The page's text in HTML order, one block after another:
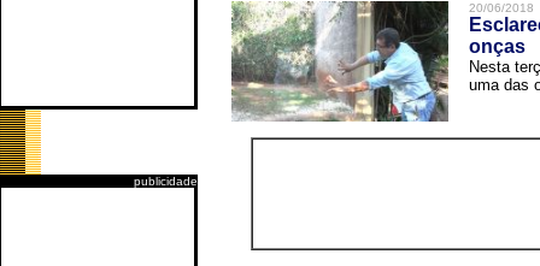
publicidade
20/06/2018
onças
Nesta
uma das